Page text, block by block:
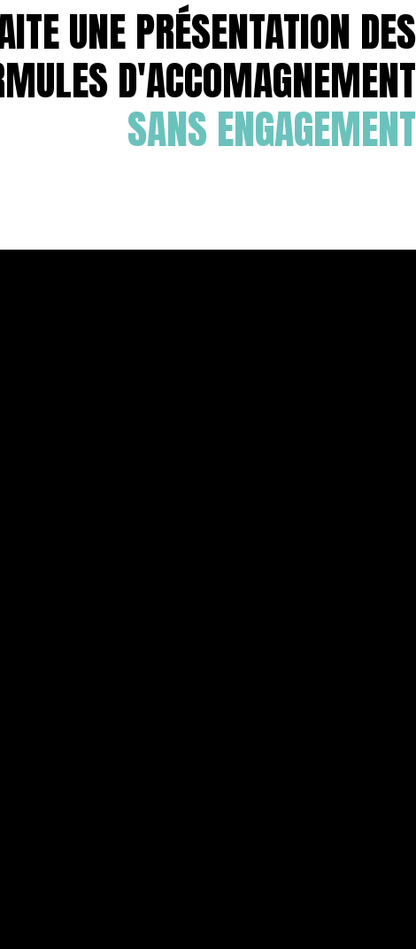
UNE PRÉSENTATION DES
D'ACCOMAGNEMENT
SANS ENGAGEMENT